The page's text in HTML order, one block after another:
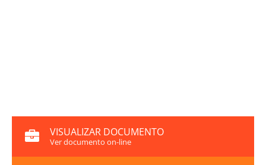
VISUALIZAR DOCUMENTO
Ver documento on-line